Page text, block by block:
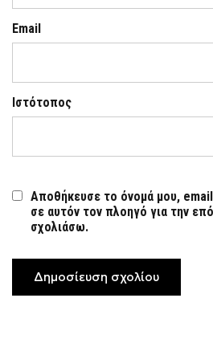
Email
Ιστότοπος
Αποθήκευσε το όνομά μου,
σε αυτόν τον πλοηγό για την
σχολιάσω.